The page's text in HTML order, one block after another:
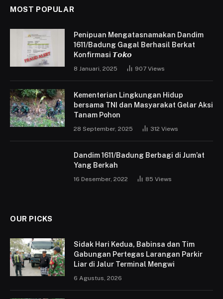
MOST POPULAR
Penipuan Mengatasnamakan Dandim
1611/Badung Gagal Berhasil Berkat
Konfirmasi 𝙏𝙤𝙠𝙤
8 Januari, 2025 907 Views
Kementerian Lingkungan Hidup
bersama TNI dan Masyarakat Gelar Aksi
Tanam Pohon
28 September, 2025 312 Views
Dandim 1611/Badung Berbagi di Jum’at
Yang Berkah
16 Desember, 2022 85 Views
OUR PICKS
Sidak Hari Kedua, Babinsa dan Tim
Gabungan Pertegas Larangan Parkir
Liar di Jalur Terminal Mengwi
6 Agustus, 2026